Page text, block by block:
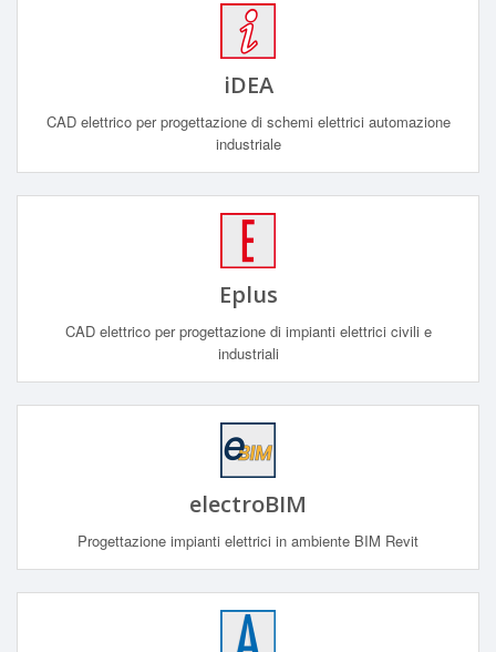
iDEA
CAD elettrico per progettazione di schemi elettrici automazione
industriale
Eplus
CAD elettrico per progettazione di impianti elettrici civili e
industriali
electroBIM
Progettazione impianti elettrici in ambiente BIM Revit